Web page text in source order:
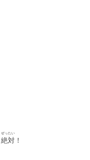
絶対
ぜったい
！